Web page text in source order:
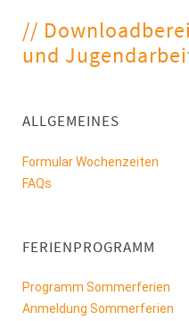
//
und
ALLGEMEINES
Formular Wochenzeiten
FAQs
FERIENPROGRAMM
Programm Sommerferien
Anmeldung Sommerferien